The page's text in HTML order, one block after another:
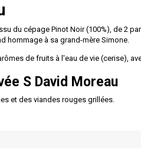
du cépage Pinot Noir (100%), de 2
hommage à sa grand-mère Simone.
de fruits à l'eau de vie (cerise),
S David Moreau
et des viandes rouges grillées.